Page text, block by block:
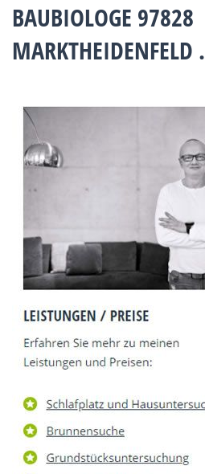
BAUBIOLOGE 97828
MARKTHEIDENFELD .